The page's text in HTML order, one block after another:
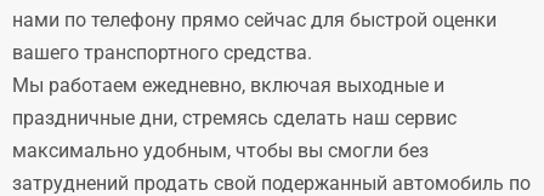
нами по телефону прямо сейчас для быстрой оценки
вашего транспортного средства.
Мы работаем ежедневно, включая выходные и
праздничные дни, стремясь сделать наш сервис
максимально удобным, чтобы вы смогли без
затруднений продать свой подержанный автомобиль по